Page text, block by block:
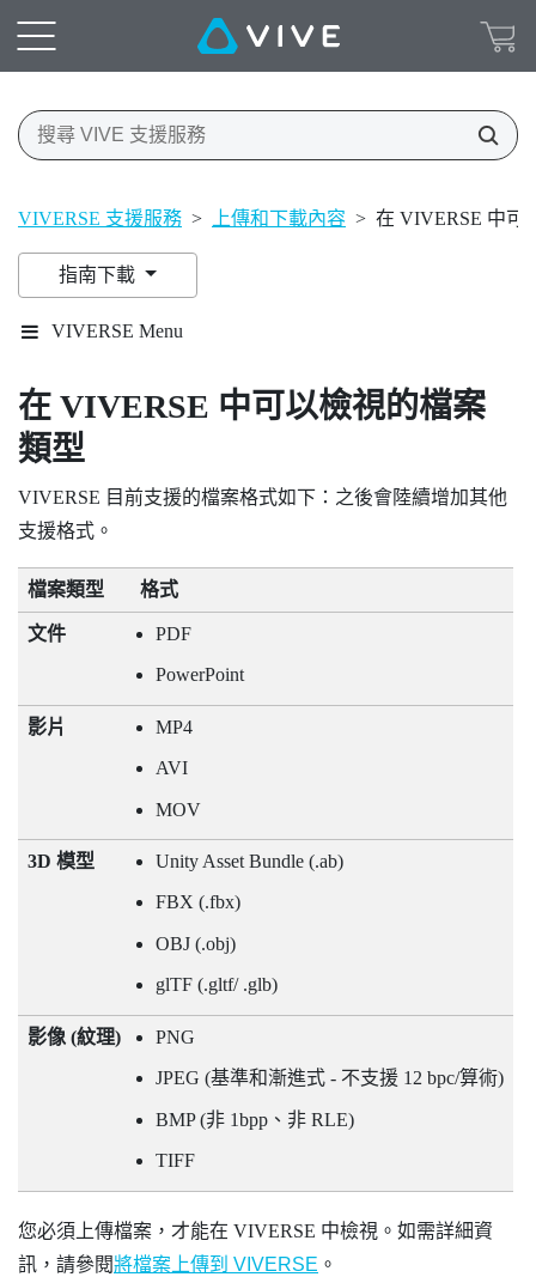
VIVERSE 支援服務 > 上傳和下載內容 > 在 VIVERSE 中可
指南下載
VIVERSE Menu
在 VIVERSE 中可以檢視的檔案
類型
VIVERSE 目前支援的檔案格式如下：之後會陸續增加其他
支援格式。
檔案類型 格式
文件 PDF
PowerPoint
影片 MP4
AVI
MOV
3D 模型 Unity Asset Bundle (.ab)
FBX (.fbx)
OBJ (.obj)
glTF (.gltf/ .glb)
影像 (紋理) PNG
JPEG (基準和漸進式 - 不支援 12 bpc/算術)
BMP (非 1bpp、非 RLE)
TIFF
您必須上傳檔案，才能在 VIVERSE 中檢視。如需詳細資
訊，請參閱將檔案上傳到 VIVERSE 。